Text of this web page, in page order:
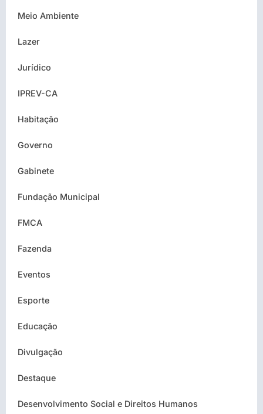
Meio Ambiente
Lazer
Jurídico
IPREV-CA
Habitação
Governo
Gabinete
Fundação Municipal
FMCA
Fazenda
Eventos
Esporte
Educação
Divulgação
Destaque
Desenvolvimento Social e Direitos Humanos